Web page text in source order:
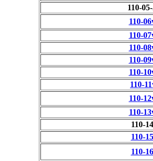
110-
110-
110-
110-
110-
110-
110-
110-
110-
110-14
110-15
110-16